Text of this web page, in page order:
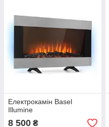
Електрокамін Basel
Illumine
8 500 ₴